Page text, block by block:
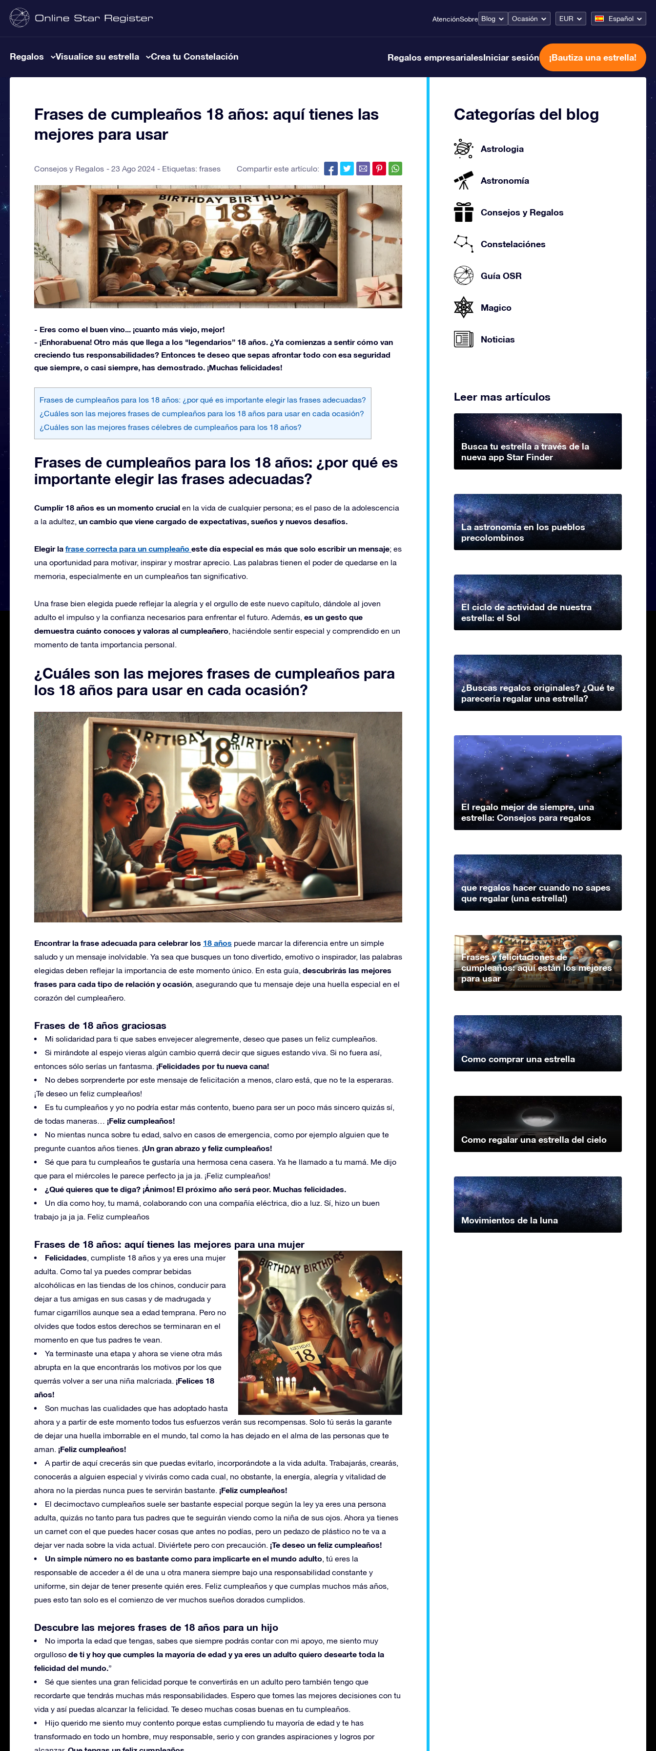
AtenciónSobre Blog Ocasión EUR Español
Regalos Visualice su estrella Crea tu Constelación Regalos empresarialesIniciar sesión ¡Bautiza una estrella!
Frases de cumpleaños 18 años: aquí tienes las
mejores para usar
Consejos y Regalos 23 Ago 2024 - Etiquetas: frases Compartir este artículo:
- Eres como el buen vino... ¡cuanto más viejo, mejor!
- ¡Enhorabuena! Otro más que llega a los "legendarios” 18 años. ¿Ya comienzas a sentir cómo van
creciendo tus responsabilidades? Entonces te deseo que sepas afrontar todo con esa seguridad
que siempre, o casi siempre, has demostrado. ¡Muchas felicidades!
Frases de cumpleaños para los 18 años: ¿por qué es importante elegir las frases adecuadas?
¿Cuáles son las mejores frases de cumpleaños para los 18 años para usar en cada ocasión?
¿Cuáles son las mejores frases célebres de cumpleaños para los 18 años?
Frases de cumpleaños para los 18 años: ¿por qué es
importante elegir las frases adecuadas?
Cumplir 18 años es un momento crucial en la vida de cualquier persona; es el paso de la adolescencia
a la adultez, un cambio que viene cargado de expectativas, sueños y nuevos desafíos.
Elegir la frase correcta para un cumpleaño este día especial es más que solo escribir un mensaje; es
una oportunidad para motivar, inspirar y mostrar aprecio. Las palabras tienen el poder de quedarse en la
memoria, especialmente en un cumpleaños tan significativo.
Una frase bien elegida puede reflejar la alegría y el orgullo de este nuevo capítulo, dándole al joven
adulto el impulso y la confianza necesarios para enfrentar el futuro. Además, es un gesto que
demuestra cuánto conoces y valoras al cumpleañero, haciéndole sentir especial y comprendido en un
momento de tanta importancia personal.
¿Cuáles son las mejores frases de cumpleaños para
los 18 años para usar en cada ocasión?
Encontrar la frase adecuada para celebrar los 18 años puede marcar la diferencia entre un simple
saludo y un mensaje inolvidable. Ya sea que busques un tono divertido, emotivo o inspirador, las palabras
elegidas deben reflejar la importancia de este momento único. En esta guía, descubrirás las mejores
frases para cada tipo de relación y ocasión, asegurando que tu mensaje deje una huella especial en el
corazón del cumpleañero.
Frases de 18 años graciosas
Mi solidaridad para ti que sabes envejecer alegremente, deseo que pases un feliz cumpleaños.
Si mirándote al espejo vieras algún cambio querrá decir que sigues estando viva. Si no fuera así,
entonces sólo serías un fantasma. ¡Felicidades por tu nueva cana!
No debes sorprenderte por este mensaje de felicitación a menos, claro está, que no te la esperaras.
¡Te deseo un feliz cumpleaños!
Es tu cumpleaños y yo no podría estar más contento, bueno para ser un poco más sincero quizás sí,
de todas maneras… ¡Feliz cumpleaños!
No mientas nunca sobre tu edad, salvo en casos de emergencia, como por ejemplo alguien que te
pregunte cuantos años tienes. ¡Un gran abrazo y feliz cumpleaños!
Sé que para tu cumpleaños te gustaría una hermosa cena casera. Ya he llamado a tu mamá. Me dijo
que para el miércoles le parece perfecto ja ja ja. ¡Feliz cumpleaños!
¿Qué quieres que te diga? ¡Ánimos! El próximo año será peor. Muchas felicidades.
Un día como hoy, tu mamá, colaborando con una compañía eléctrica, dio a luz. Sí, hizo un buen
trabajo ja ja ja. Feliz cumpleaños
Frases de 18 años: aquí tienes las mejores para una mujer
Felicidades, cumpliste 18 años y ya eres una mujer
adulta. Como tal ya puedes comprar bebidas
alcohólicas en las tiendas de los chinos, conducir para
dejar a tus amigas en sus casas y de madrugada y
fumar cigarrillos aunque sea a edad temprana. Pero no
olvides que todos estos derechos se terminaran en el
momento en que tus padres te vean.
Ya terminaste una etapa y ahora se viene otra más
abrupta en la que encontrarás los motivos por los que
querrás volver a ser una niña malcriada. ¡Felices 18
años!
Son muchas las cualidades que has adoptado hasta
ahora y a partir de este momento todos tus esfuerzos verán sus recompensas. Solo tú serás la garante
de dejar una huella imborrable en el mundo, tal como la has dejado en el alma de las personas que te
aman. ¡Feliz cumpleaños!
A partir de aquí crecerás sin que puedas evitarlo, incorporándote a la vida adulta. Trabajarás, crearás,
conocerás a alguien especial y vivirás como cada cual, no obstante, la energía, alegría y vitalidad de
ahora no la pierdas nunca pues te servirán bastante. ¡Feliz cumpleaños!
El decimoctavo cumpleaños suele ser bastante especial porque según la ley ya eres una persona
adulta, quizás no tanto para tus padres que te seguirán viendo como la niña de sus ojos. Ahora ya tienes
un carnet con el que puedes hacer cosas que antes no podías, pero un pedazo de plástico no te va a
dejar ver nada sobre la vida actual. Diviértete pero con precaución. ¡Te deseo un feliz cumpleaños!
Un simple número no es bastante como para implicarte en el mundo adulto, tú eres la
responsable de acceder a él de una u otra manera siempre bajo una responsabilidad constante y
uniforme, sin dejar de tener presente quién eres. Feliz cumpleaños y que cumplas muchos más años,
pues esto tan solo es el comienzo de ver muchos sueños dorados cumplidos.
Descubre las mejores frases de 18 años para un hijo
No importa la edad que tengas, sabes que siempre podrás contar con mi apoyo, me siento muy
orgulloso de ti y hoy que cumples la mayoría de edad y ya eres un adulto quiero desearte toda la
felicidad del mundo.”
Sé que sientes una gran felicidad porque te convertirás en un adulto pero también tengo que
recordarte que tendrás muchas más responsabilidades. Espero que tomes las mejores decisiones con tu
vida y así puedas alcanzar la felicidad. Te deseo muchas cosas buenas en tu cumpleaños.
Hijo querido me siento muy contento porque estas cumpliendo tu mayoría de edad y te has
transformado en todo un hombre, muy responsable, serio y con grandes aspiraciones y logros por
Categorías del blog
Astrologia
Astronomía
Consejos y Regalos
Constelaciónes
Guía OSR
Magico
Noticias
Leer mas artículos
Busca tu estrella a través de la
nueva app Star Finder
La astronomía en los pueblos
precolombinos
El ciclo de actividad de nuestra
estrella: el Sol
¿Buscas regalos originales? ¿Qué te
parecería regalar una estrella?
El regalo mejor de siempre, una
estrella: Consejos para regalos
que regalos hacer cuando no sapes
que regalar (una estrella!)
Frases y felicitaciones de
cumpleaños: aquí están los mejores
para usar
Como comprar una estrella
Como regalar una estrella del cielo
Movimientos de la luna